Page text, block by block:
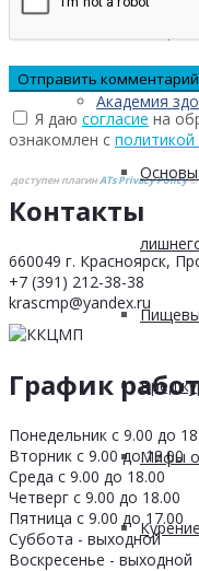
Академия
Основы
Вред
Мифы о
Я даю согласие на
ознакомлен с
доступен плагинATs Privacy Policy©
Контакты
660049 г. Красноярск,
+7 (391) 212-38-38
krascmp@yandex.ru
График
Понедельник с 9.00 до
Вторник с 9.00 до 18.00
Среда с 9.00 до 18.00
Четверг с 9.00 до 18.00
Пятница с 9.00 до 17.00
Суббота - выходной
Воскресенье - выходной